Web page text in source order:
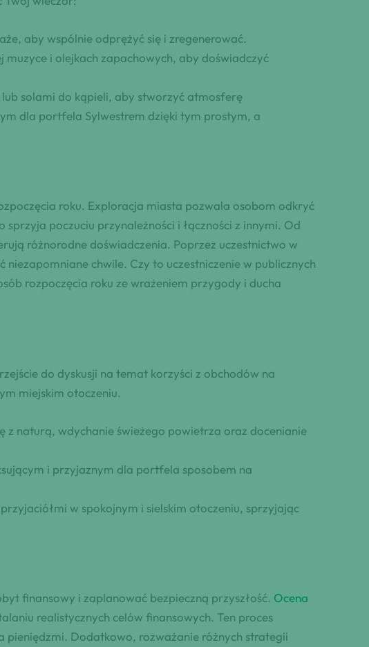
aby wspólnie odprężyć się i zregenerować.
i olejkach zapachowych, aby doświadczyć
solami do kąpieli, aby stworzyć atmosferę
dla portfela Sylwestrem dzięki tym prostym, a
roku. Exploracja miasta pozwala osobom odkryć
poczuciu przynależności i łączności z innymi. Od
różnorodne doświadczenia. Poprzez uczestnictwo w
chwile. Czy to uczestniczenie w publicznych
rozpoczęcia roku ze wrażeniem przygody i ducha
do dyskusji na temat korzyści z obchodów na
miejskim otoczeniu.
z naturą, wdychanie świeżego powietrza oraz docenianie
i przyjaznym dla portfela sposobem na
w spokojnym i sielskim otoczeniu, sprzyjając
finansowy i zaplanować bezpieczną przyszłość. Ocena
realistycznych celów finansowych. Ten proces
pieniędzmi. Dodatkowo, rozważanie różnych strategii